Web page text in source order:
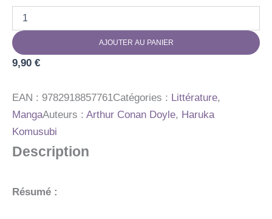
LES
ENQUETES
DE
-
ONE-
SHOT
-
LES
ENQUETES
HOLMES
AJOUTER AU PANIER
9,90 €
EAN : 9782918857761Catégories : Littérature,
MangaAuteurs : Arthur Conan Doyle, Haruka
Komusubi
Description
Résumé :